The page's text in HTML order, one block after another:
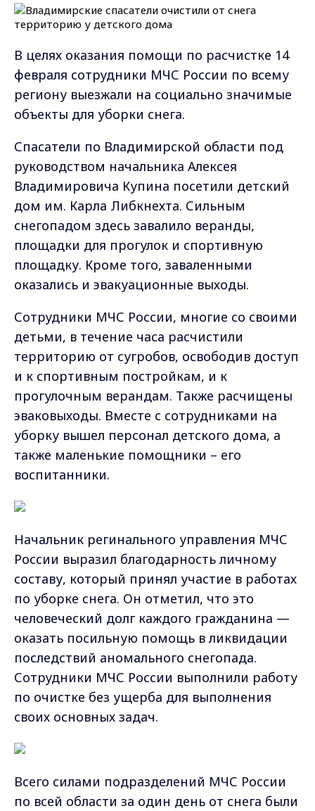
В целях оказания помощи по расчистке 14
февраля сотрудники МЧС России по всему
региону выезжали на социально значимые
объекты для уборки снега.
Спасатели по Владимирской области под
руководством начальника Алексея
Владимировича Купина посетили детский
дом им. Карла Либкнехта. Сильным
снегопадом здесь завалило веранды,
площадки для прогулок и спортивную
площадку. Кроме того, заваленными
оказались и эвакуационные выходы.
Сотрудники МЧС России, многие со своими
детьми, в течение часа расчистили
территорию от сугробов, освободив доступ
и к спортивным постройкам, и к
прогулочным верандам. Также расчищены
эваковыходы. Вместе с сотрудниками на
уборку вышел персонал детского дома, а
также маленькие помощники – его
воспитанники.
Начальник регинального управления МЧС
России выразил благодарность личному
составу, который принял участие в работах
по уборке снега. Он отметил, что это
человеческий долг каждого гражданина —
оказать посильную помощь в ликвидации
последствий аномального снегопада.
Сотрудники МЧС России выполнили работу
по очистке без ущерба для выполнения
своих основных задач.
Всего силами подразделений МЧС России
по всей области за один день от снега были